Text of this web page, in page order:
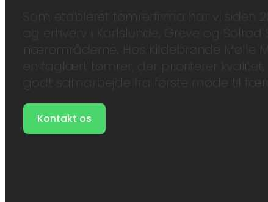
Som etableret tømrerfirma har vi siden
og erhverv i Karlslunde, Greve og
nærområderne. Hos Kildebrønde Mølle
en faglært tømrer, der prioriterer
godt samarbejde fra første møde til
Kontakt os